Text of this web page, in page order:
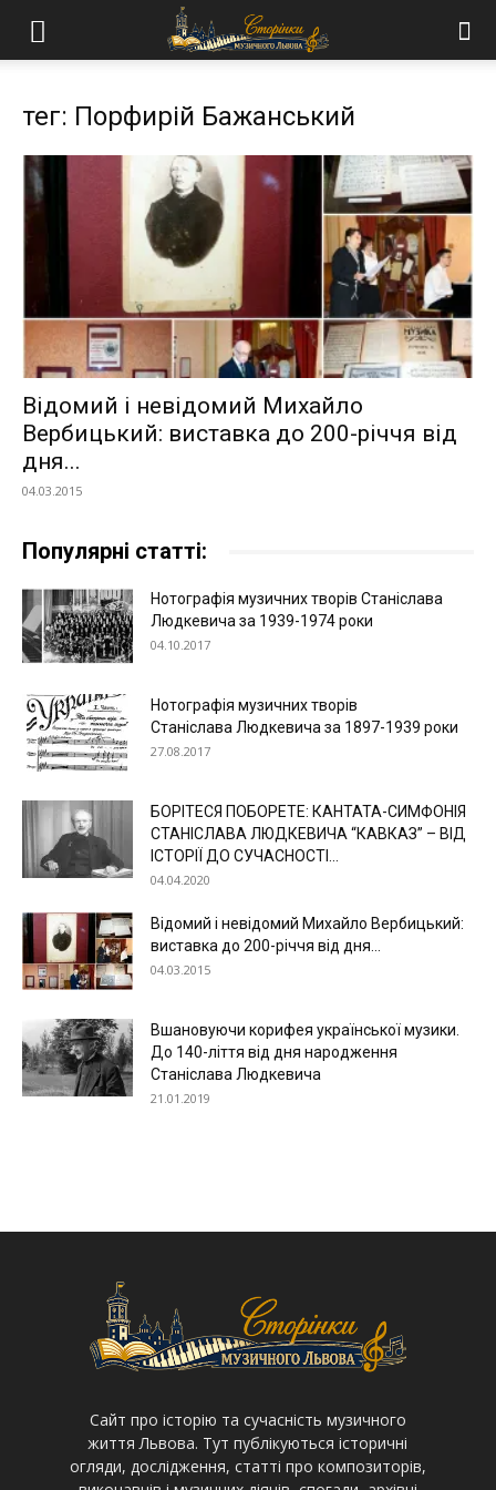
тег: Порфирій Бажанський
Відомий і невідомий Михайло
Вербицький: виставка до 200-річчя від
дня...
04.03.2015
Популярні статті:
Нотографія музичних творів Станіслава
Людкевича за 1939-1974 роки
04.10.2017
Нотографія музичних творів
Станіслава Людкевича за 1897-1939 роки
27.08.2017
БОРІТЕСЯ ПОБОРЕТЕ: КАНТАТА-СИМФОНІЯ
СТАНІСЛАВА ЛЮДКЕВИЧА “КАВКАЗ” – ВІД
ІСТОРІЇ ДО СУЧАСНОСТІ...
04.04.2020
Відомий і невідомий Михайло Вербицький:
виставка до 200-річчя від дня...
04.03.2015
Вшановуючи корифея української музики.
До 140-ліття від дня народження
Станіслава Людкевича
21.01.2019
Cайт про історію та сучасність музичного
життя Львова. Тут публікуються історичні
огляди, дослідження, статті про композиторів,